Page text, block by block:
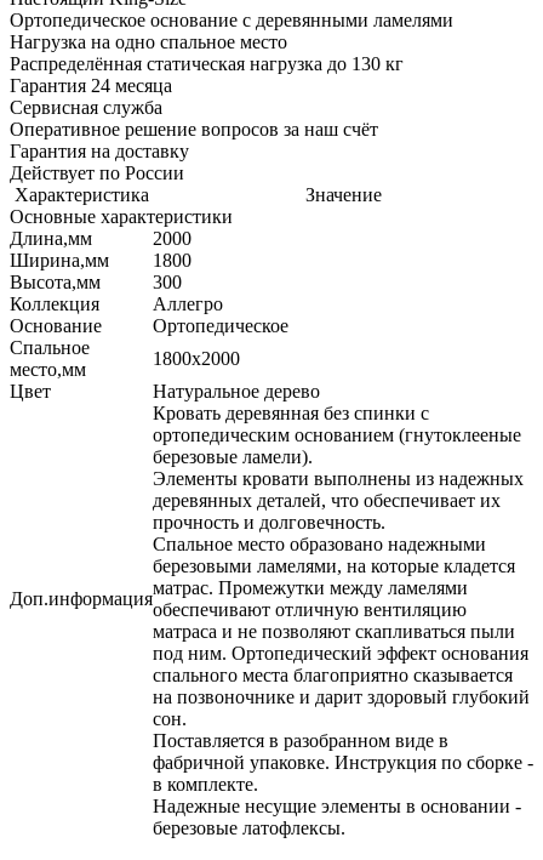
Ортопедическое основание с деревянными ламелями
Нагрузка на одно спальное место
Распределённая статическая нагрузка до 130 кг
Гарантия 24 месяца
Сервисная служба
Оперативное решение вопросов за наш счёт
Гарантия на доставку
Действует по России
Характеристика
Значение
Основные характеристики
Длина,мм
2000
Ширина,мм
1800
Высота,мм
300
Коллекция
Аллегро
Основание
Ортопедическое
Спальное
место,мм
1800х2000
Цвет
Натуральное дерево
Доп.информация
Кровать деревянная без спинки с
ортопедическим основанием (гнутоклееные
березовые ламели).
Элементы кровати выполнены из надежных
деревянных деталей, что обеспечивает их
прочность и долговечность.
Спальное место образовано надежными
березовыми ламелями, на которые кладется
матрас. Промежутки между ламелями
обеспечивают отличную вентиляцию
матраса и не позволяют скапливаться пыли
под ним. Ортопедический эффект основания
спального места благоприятно сказывается
на позвоночнике и дарит здоровый глубокий
сон.
Поставляется в разобранном виде в
фабричной упаковке. Инструкция по сборке -
в комплекте.
Надежные несущие элементы в основании -
березовые латофлексы.